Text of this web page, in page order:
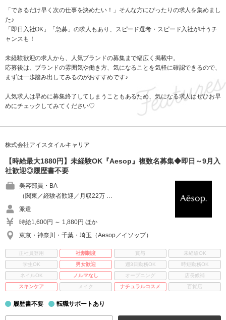
「できるだけ早く次の仕事を決めたい！」そんな方にぴったりの求人を集めまし
た♪
「即日入社OK」「急募」の求人もあり、スピード選考・スピード入社が叶うチ
ャンスも！
未経験歓迎の求人から、人気ブランドの募集まで幅広く掲載中。
応募後は、ブランドの雰囲気や働き方、気になることを気軽に確認できるので、
まずは一歩踏み出してみるのがおすすめです♪
人気求人は早めに募集終了してしまうこともあるため、気になる求人はぜひお早
めにチェックしてみてください♡
株式会社アイスタイルキャリア
【時給最大1880円】未経験OK『Aesop』複数名募集◆即日～9月入
社歓迎◎履歴書不要
美容部員・BA
（関東／経験者歓迎／月収22万 …
派遣
時給1,600円 ～ 1,880円 ほか
東京・神奈川・千葉・埼玉（Aesop／イソップ）
正社員登用 社割制度 賞与
未経験OK
学生OK
男女歓迎 週3日勤務OK
時短勤務OK
ネイルOK
ノルマなし オープニング
店長候補
スキンケア
メイク ナチュラルコスメ 百貨店
履歴書不要 転職サポートあり